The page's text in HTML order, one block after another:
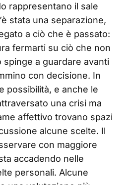
rappresentano il sale
stata una separazione,
a ciò che è passato:
fermarti su ciò che non
spinge a guardare avanti
con decisione. In
possibilità, e anche le
una crisi ma
affettivo trovano spazi
alcune scelte. Il
con maggiore
accadendo nelle
personali. Alcune